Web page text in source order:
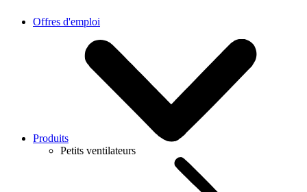
Offres d'emploi
Produits
Petits ventilateurs